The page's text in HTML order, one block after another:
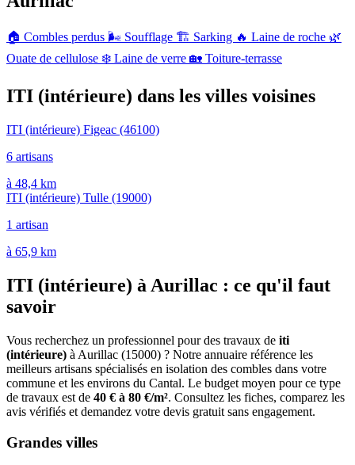
🏠 Combles perdus 🌬️ Soufflage 🏗️ Sarking 🔥 Laine de roche 🌿
Ouate de cellulose ❄️ Laine de verre 🏡 Toiture-terrasse
ITI (intérieure) dans les villes voisines
ITI (intérieure) Figeac (46100)
6 artisans
à 48,4 km
ITI (intérieure) Tulle (19000)
1 artisan
à 65,9 km
ITI (intérieure) à Aurillac : ce qu'il faut
savoir
Vous recherchez un professionnel pour des travaux de iti
(intérieure) à Aurillac (15000) ? Notre annuaire référence les
meilleurs artisans spécialisés en isolation des combles dans votre
commune et les environs du Cantal. Le budget moyen pour ce type
de travaux est de 40 € à 80 €/m². Consultez les fiches, comparez les
avis vérifiés et demandez votre devis gratuit sans engagement.
Grandes villes